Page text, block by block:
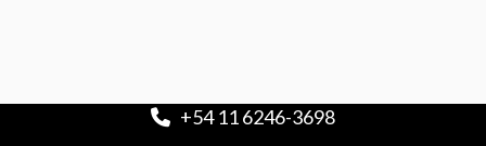
+54 11 6246-3698